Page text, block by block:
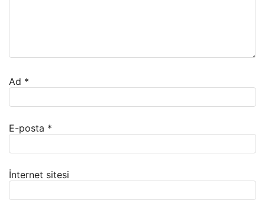
Ad *
E-posta *
İnternet sitesi